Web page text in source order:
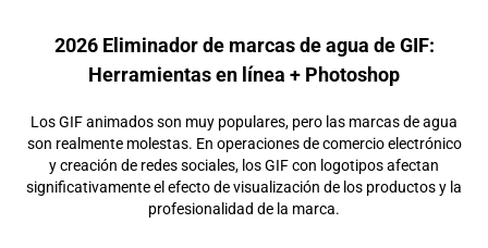
2026 Eliminador de marcas de agua de GIF:
Herramientas en línea + Photoshop
Los GIF animados son muy populares, pero las marcas de agua
son realmente molestas. En operaciones de comercio electrónico
y creación de redes sociales, los GIF con logotipos afectan
significativamente el efecto de visualización de los productos y la
profesionalidad de la marca.